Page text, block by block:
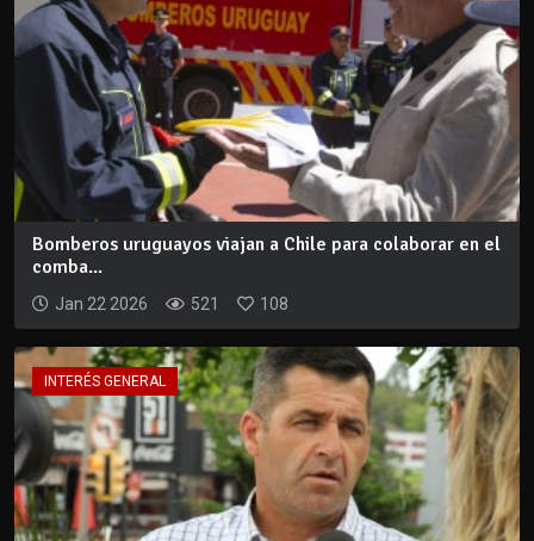
Bomberos uruguayos viajan a Chile para colaborar en el
comba...
Jan 22 2026 521 108
INTERÉS GENERAL